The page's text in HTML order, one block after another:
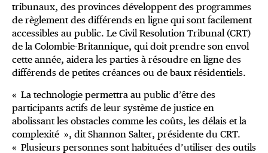
tribunaux, des provinces développent des programmes
de règlement des différends en ligne qui sont facilement
accessibles au public. Le Civil Resolution Tribunal (CRT)
de la Colombie-Britannique, qui doit prendre son envol
cette année, aidera les parties à résoudre en ligne des
différends de petites créances ou de baux résidentiels.
« La technologie permettra au public d’être des
participants actifs de leur système de justice en
abolissant les obstacles comme les coûts, les délais et la
complexité », dit Shannon Salter, présidente du CRT.
« Plusieurs personnes sont habituées d’utiliser des outils